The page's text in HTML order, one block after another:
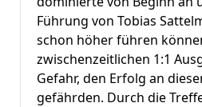
Führung von Tobias
schon höher führen
zwischenzeitlichen 1:1
Gefahr, den Erfolg an
gefährden. Durch die